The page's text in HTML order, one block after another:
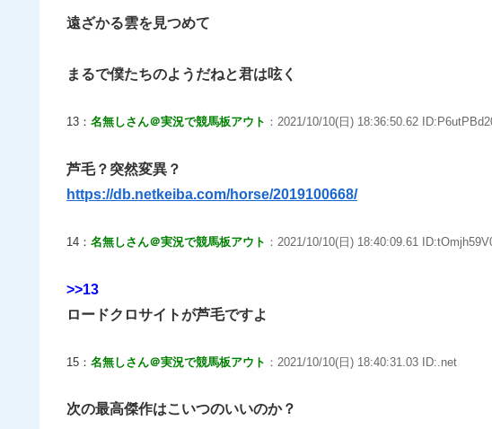
遠ざかる雲を見つめて
まるで僕たちのようだねと君は呟く
13： 名無しさん＠実況で競馬板アウト ：2021/10/10(日) 18:36:50.62
芦毛？突然変異？
https://db.netkeiba.com/horse/2019100668/
14： 名無しさん＠実況で競馬板アウト ：2021/10/10(日) 18:40:09.61
>>13
ロードクロサイトが芦毛ですよ
15： 名無しさん＠実況で競馬板アウト ：2021/10/10(日) 18:40:31.03 ID:.net
次の最高傑作はこいつのいいのか？